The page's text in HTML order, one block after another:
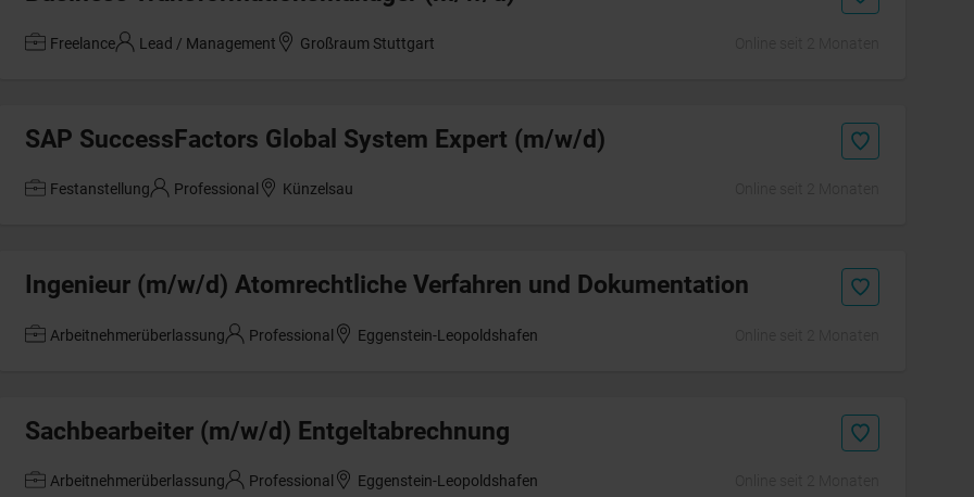
Freelance Lead / Management Großraum Stuttgart
SAP SuccessFactors Global System Expert (m/w/d)
Festanstellung Professional Künzelsau
Ingenieur (m/w/d) Atomrechtliche Verfahren und Dokumentation
Arbeitnehmerüberlassung Professional Eggenstein-Leopoldshafen
Sachbearbeiter (m/w/d) Entgeltabrechnung
Arbeitnehmerüberlassung Professional Eggenstein-Leopoldshafen